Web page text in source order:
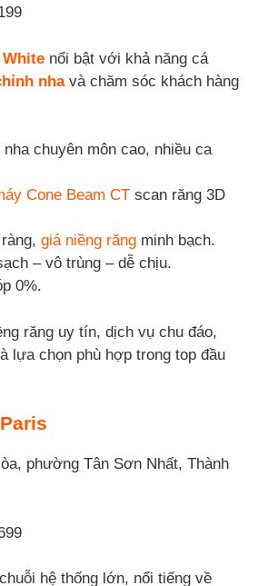
White nổi bật với khả năng cá
nhavà chăm sóc khách hàng
chuyên môn cao, nhiều ca
Cone Beam CT scan răng 3D
giá niềng răng minh bạch.
– vô trùng – dễ chịu.
0%.
răng uy tín, dịch vụ chu đáo,
lựa chọn phù hợp trong top đầu
phường Tân Sơn Nhất, Thành
hệ thống lớn, nổi tiếng về